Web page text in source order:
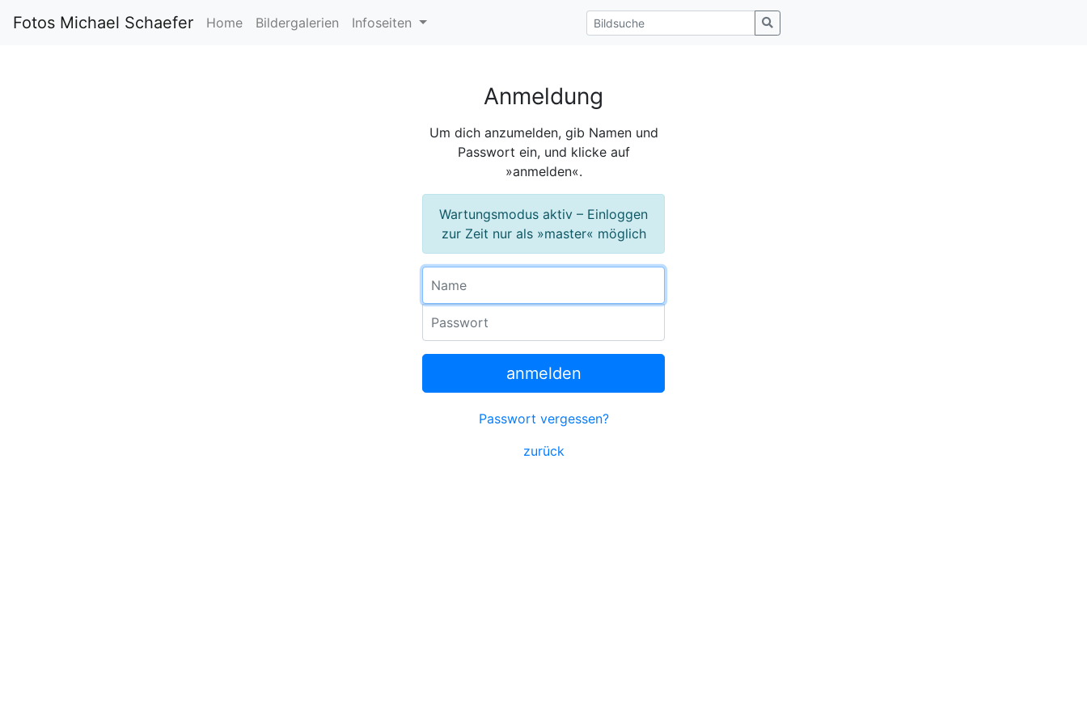
Fotos Michael Schaefer Home Bildergalerien Infoseiten
Anmeldung
Um dich anzumelden, gib Namen und
Passwort ein, und klicke auf
»anmelden«.
Wartungsmodus aktiv – Einloggen
zur Zeit nur als »master« möglich
anmelden
Passwort vergessen?
zurück